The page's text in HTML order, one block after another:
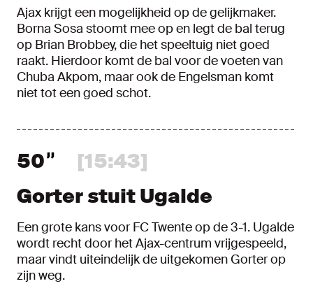
Ajax krijgt een mogelijkheid op de gelijkmaker.
Borna Sosa stoomt mee op en legt de bal terug
op Brian Brobbey, die het speeltuig niet goed
raakt. Hierdoor komt de bal voor de voeten van
Chuba Akpom, maar ook de Engelsman komt
niet tot een goed schot.
50
[15:43]
Gorter stuit Ugalde
Een grote kans voor FC Twente op de 3-1. Ugalde
wordt recht door het Ajax-centrum vrijgespeeld,
maar vindt uiteindelijk de uitgekomen Gorter op
zijn weg.